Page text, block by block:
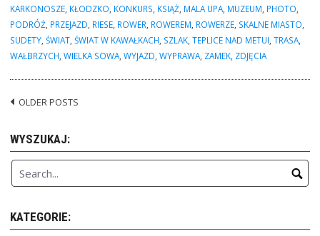
KARKONOSZE, KŁODZKO, KONKURS, KSIĄŻ, MALA UPA, MUZEUM, PHOTO,
PODRÓŻ, PRZEJAZD, RIESE, ROWER, ROWEREM, ROWERZE, SKALNE MIASTO,
SUDETY,ŚWIAT,ŚWIAT W KAWAŁKACH, SZLAK,TEPLICE NAD METUI,TRASA,
WAŁBRZYCH,WIELKA SOWA,WYJAZD,WYPRAWA, ZAMEK, ZDJĘCIA
Posts
OLDER POSTS
WYSZUKAJ:
KATEGORIE: